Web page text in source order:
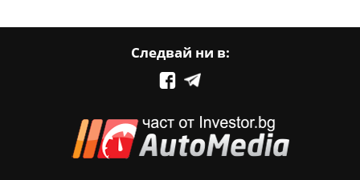
Следвай ни в: